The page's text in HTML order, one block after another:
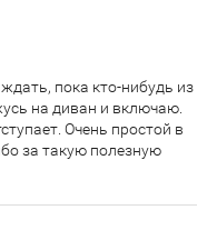
пока кто-нибудь из
на диван и включаю.
Очень простой в
за такую полезную